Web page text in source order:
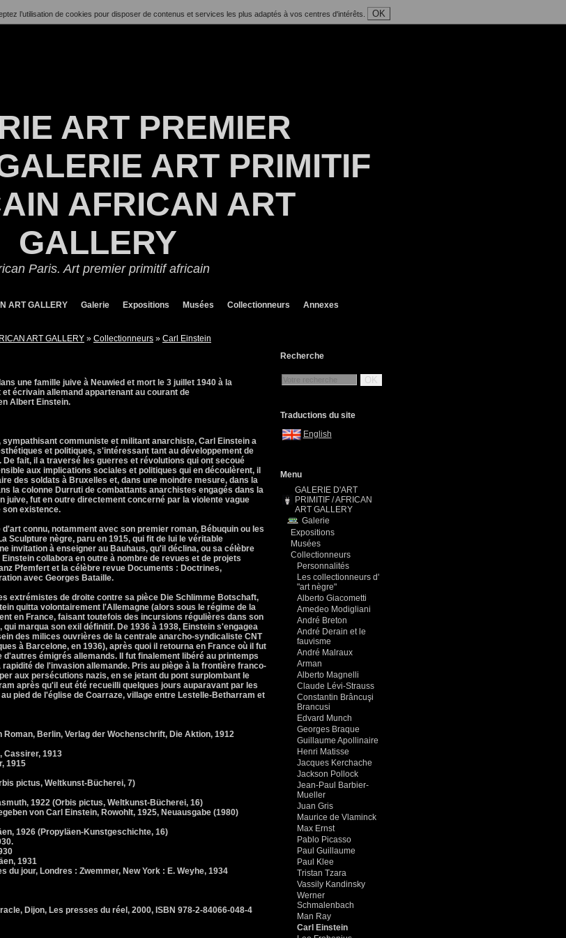
l’utilisation de cookies pour disposer de contenus et services les plus adaptés à vos centres d'intérêts. OK
ART PREMIER
ART PRIMITIF
AFRICAN ART
GALLERY
Paris. Art premier primitif africain
ART GALLERY Galerie Expositions Musées Collectionneurs Annexes
ART GALLERY » Collectionneurs » Carl Einstein
une famille juive à Neuwied et mort le 3 juillet 1940 à la
écrivain allemand appartenant au courant de
Albert Einstein.
communiste et militant anarchiste, Carl Einstein a
et politiques, s'intéressant tant au développement de
fait, il a traversé les guerres et révolutions qui ont secoué
aux implications sociales et politiques qui en découlèrent, il
des soldats à Bruxelles et, dans une moindre mesure, dans la
la colonne Durruti de combattants anarchistes engagés dans la
juive, fut en outre directement concerné par la violente vague
son existence.
connu, notamment avec son premier roman, Bébuquin ou les
Sculpture nègre, paru en 1915, qui fit de lui le véritable
invitation à enseigner au Bauhaus, qu'il déclina, ou sa célèbre
collabora en outre à nombre de revues et de projets
Pfemfert et la célèbre revue Documents : Doctrines,
avec Georges Bataille.
extrémistes de droite contre sa pièce Die Schlimme Botschaft,
quitta volontairement l'Allemagne (alors sous le régime de la
en France, faisant toutefois des incursions régulières dans son
marqua son exil définitif. De 1936 à 1938, Einstein s'engagea
des milices ouvrières de la centrale anarcho-syndicaliste CNT
à Barcelone, en 1936), après quoi il retourna en France où il fut
émigrés allemands. Il fut finalement libéré au printemps
de l'invasion allemande. Pris au piège à la frontière franco-
aux persécutions nazis, en se jetant du pont surplombant le
après qu'il eut été recueilli quelques jours auparavant par les
pied de l'église de Coarraze, village entre Lestelle-Betharram et
Berlin, Verlag der Wochenschrift, Die Aktion, 1912
Cassirer, 1913
1915
pictus, Weltkunst-Bücherei, 7)
1922 (Orbis pictus, Weltkunst-Bücherei, 16)
von Carl Einstein, Rowohlt, 1925, Neuausgabe (1980)
1926 (Propyläen-Kunstgeschichte, 16)
1931
jour, Londres : Zwemmer, New York : E. Weyhe, 1934
Dijon, Les presses du réel, 2000, ISBN 978-2-84066-048-4
Recherche
OK
Traductions du site
English
Menu
GALERIE D'ART
PRIMITIF / AFRICAN
ART GALLERY
Galerie
Expositions
Musées
Collectionneurs
Personnalités
Les collectionneurs d'
"art nègre"
Alberto Giacometti
Amedeo Modigliani
André Breton
André Derain et le
fauvisme
André Malraux
Arman
Alberto Magnelli
Claude Lévi-Strauss
Constantin Brâncuşi
Brancusi
Edvard Munch
Georges Braque
Guillaume Apollinaire
Henri Matisse
Jacques Kerchache
Jackson Pollock
Jean-Paul Barbier-
Mueller
Juan Gris
Maurice de Vlaminck
Max Ernst
Pablo Picasso
Paul Guillaume
Paul Klee
Tristan Tzara
Vassily Kandinsky
Werner
Schmalenbach
Man Ray
Carl Einstein